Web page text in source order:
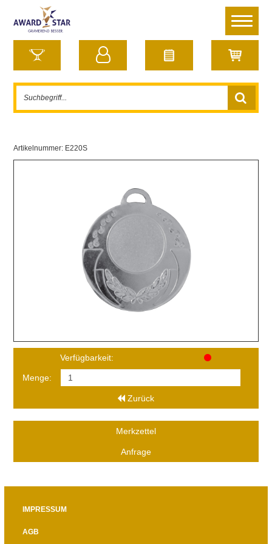
Artikelnummer: E220S
Verfügbarkeit:
Menge:
Zurück
Merkzettel
Anfrage
IMPRESSUM
AGB